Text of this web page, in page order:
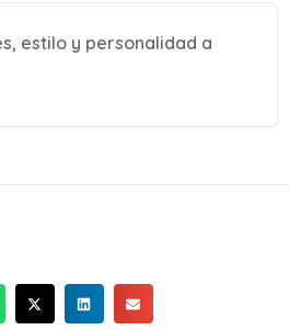
estilo y personalidad a